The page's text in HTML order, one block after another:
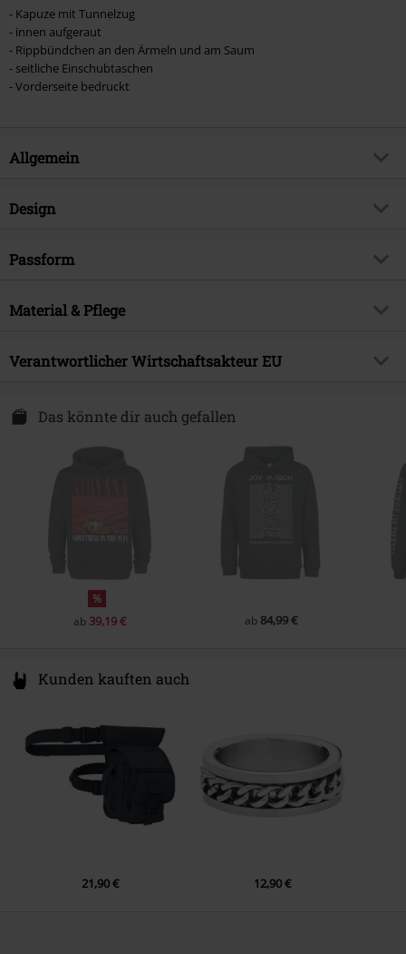
- Kapuze mit Tunnelzug
- innen aufgeraut
- Rippbündchen an den Ärmeln und am Saum
- seitliche Einschubtaschen
- Vorderseite bedruckt
Allgemein
Artikelnummer:
Produktthema
Band-Merch, Bands, Amplified,
Erscheinungsdatum
Design
Produkt-Typ
Bedruckt
Armlänge
Langarm
Passform
Passform/Oberteile
Material & Pflege
Obermaterial
70% Baumwolle, 30% Polyester
Verantwortlicher Wirtschaftsakteur EU
Van Nelleweg 1
Netherlands
compliance@24hour-ar.com
Das könnte dir auch gefallen
%
ab 39,19 € ab 84,99 €
Kunden kauften auch
21,90 € 12,90 €